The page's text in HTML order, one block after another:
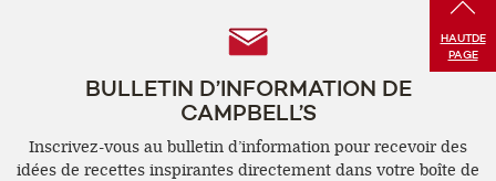
HAUTDE
PAGE
BULLETIN D’INFORMATION DE
CAMPBELL’S
Inscrivez-vous au bulletin d’information pour recevoir des
idées de recettes inspirantes directement dans votre boîte de